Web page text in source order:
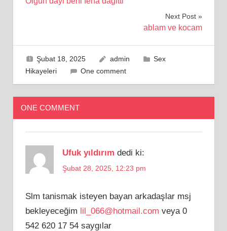
Next Post
ablam ve kocam
Şubat 18, 2025 admin
Sex
Hikayeleri
One comment
ONE COMMENT
Ufuk yıldırım dedi ki:
Şubat 28, 2025, 12:23 pm
Slm tanismak isteyen bayan arkadaşlar msj
bekleyeceğim lil_066@hotmail.com veya 0
542 620 17 54 saygılar